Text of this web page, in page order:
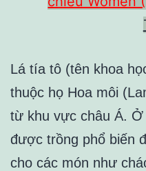
Lá tía tô (tên khoa
thuộc họ Hoa môi
từ khu vực châu Á.
được trồng phổ biến
cho các món như